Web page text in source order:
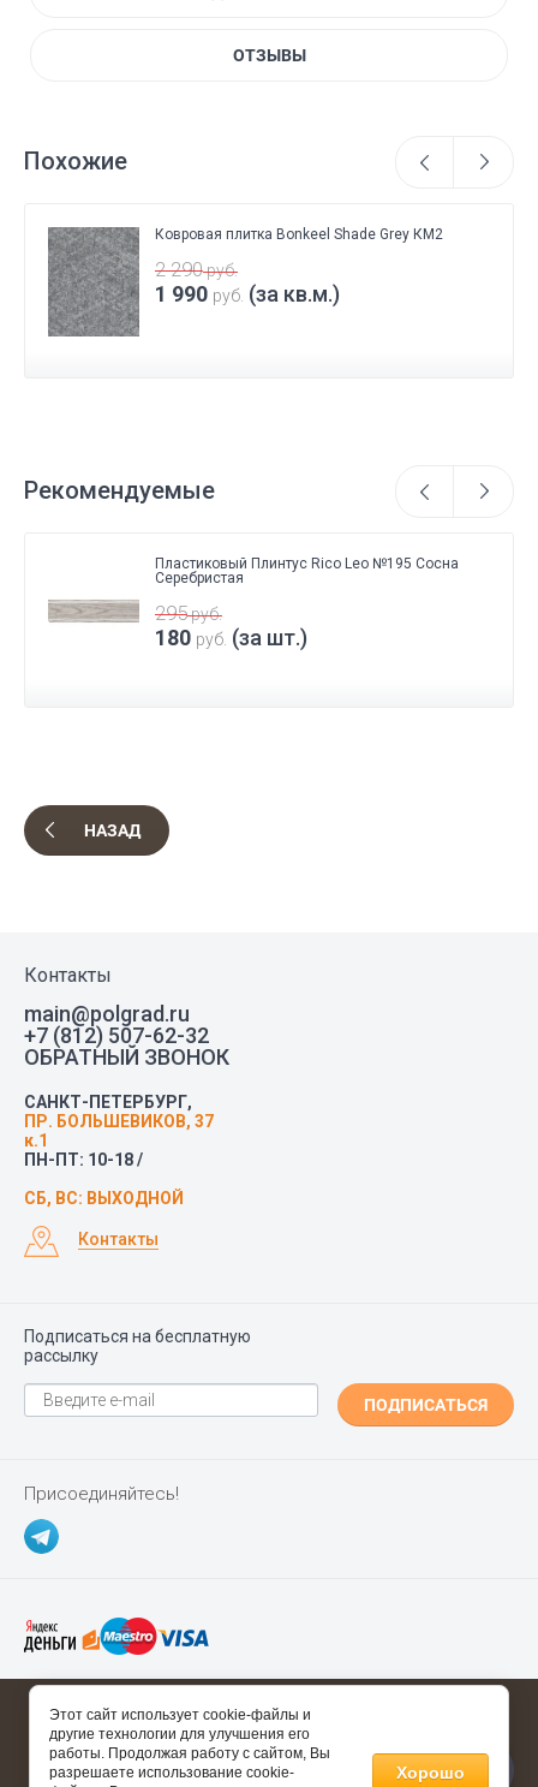
ОТЗЫВЫ
Похожие
Ковровая плитка Bonkeel Shade Grey КМ2
2 290руб.
1 990 руб. (за кв.м.)
Рекомендуемые
Пластиковый Плинтус Rico Leo №195 Сосна
Серебристая
295руб.
180 руб. (за шт.)
НАЗАД
Контакты
main@polgrad.ru
+7 (812) 507-62-32
ОБРАТНЫЙ ЗВОНОК
САНКТ-ПЕТЕРБУРГ,
ПР. БОЛЬШЕВИКОВ, 37
к.1
ПН-ПТ: 10-18 /
СБ, ВС: ВЫХОДНОЙ
Контакты
Подписаться на бесплатную
рассылку
ПОДПИСАТЬСЯ
Присоединяйтесь!
Copyright ©Polgrad.ru2014 - 2026
Полезные ссылки
Этот сайт использует cookie-файлы и
другие технологии для улучшения его
работы. Продолжая работу с сайтом, Вы
разрешаете использование cookie-
Хорошо